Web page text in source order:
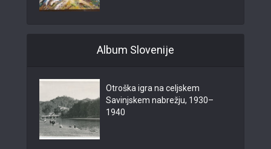
Album Slovenije
Otroška igra na celjskem
Savinjskem nabrežju, 1930–
1940